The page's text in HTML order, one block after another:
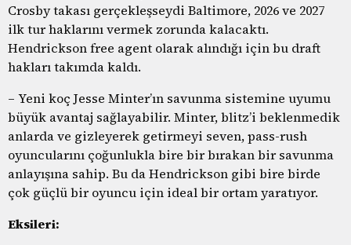
Crosby takası gerçekleşseydi Baltimore, 2026 ve 2027
ilk tur haklarını vermek zorunda kalacaktı.
Hendrickson free agent olarak alındığı için bu draft
hakları takımda kaldı.
– Yeni koç Jesse Minter’ın savunma sistemine uyumu
büyük avantaj sağlayabilir. Minter, blitz’i beklenmedik
anlarda ve gizleyerek getirmeyi seven, pass-rush
oyuncularını çoğunlukla bire bir bırakan bir savunma
anlayışına sahip. Bu da Hendrickson gibi bire birde
çok güçlü bir oyuncu için ideal bir ortam yaratıyor.
Eksileri: